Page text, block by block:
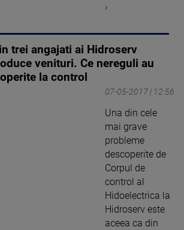
›
trei angajati ai Hidroserv
venituri. Ce nereguli au
la control
07-05-2017 | 12:56
Una din cele
mai grave
probleme
descoperite de
Corpul de
control al
Hidoelectrica la
Hidroserv este
aceea ca din